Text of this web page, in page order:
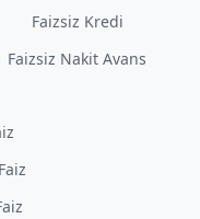
Faizsiz Kredi
Faizsiz Nakit Avans